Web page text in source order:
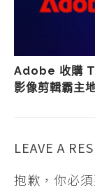
Adobe 收購
影像剪輯霸主
LEAVE A
抱歉，你必